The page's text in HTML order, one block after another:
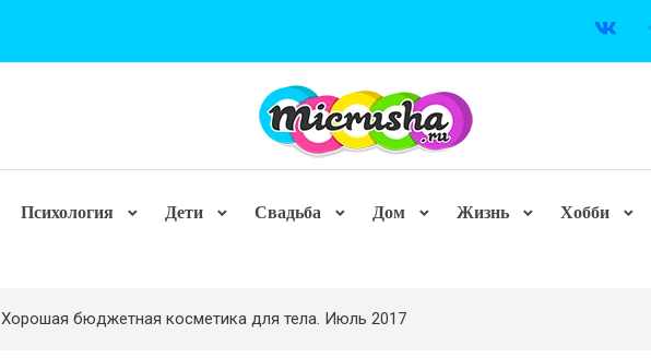
Психология Дети Свадьба Дом Жизнь Хобби
Хорошая бюджетная косметика для тела. Июль 2017